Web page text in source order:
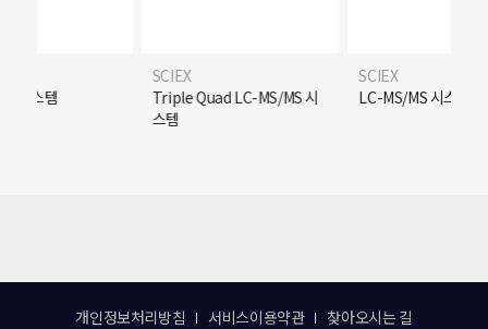
시스템
SCIEX
Triple Quad LC-MS/MS 시
스템
SCIEX
LC-MS/MS 시스템
개인정보처리방침 서비스이용약관 찾아오시는 길